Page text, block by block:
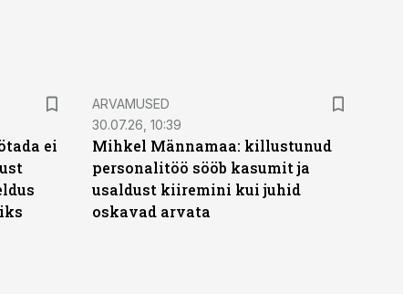
ei
ARVAMUSED
30.07.26, 10:39
Mihkel Männamaa: killustunud
personalitöö sööb kasumit ja
usaldust kiiremini kui juhid
oskavad arvata